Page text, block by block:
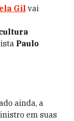
Gil vai
Paulo
ainda, a
em suas